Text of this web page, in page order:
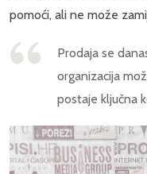
pomoći, ali ne može
Prodaja se
organizacija
postaje ključna